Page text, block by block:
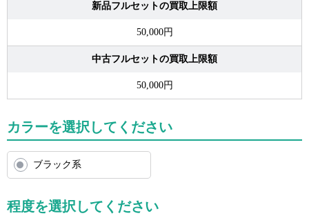
新品フルセットの買取上限額
50,000円
中古フルセットの買取上限額
50,000円
カラーを選択してください
ブラック系
程度を選択してください